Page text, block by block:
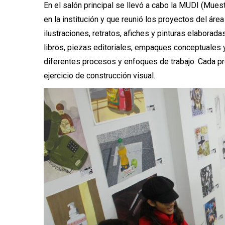
En el salón principal se llevó a cabo la MUDI
en la institución y que reunió los proyectos del
ilustraciones, retratos, afiches y pinturas
libros, piezas editoriales, empaques
diferentes procesos y enfoques de trabajo. Cada
ejercicio de construcción visual.